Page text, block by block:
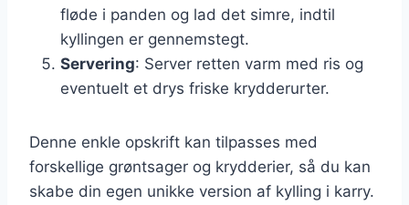
fløde i panden og lad det simre, indtil
kyllingen er gennemstegt.
Servering: Server retten varm med ris og
eventuelt et drys friske krydderurter.
Denne enkle opskrift kan tilpasses med
forskellige grøntsager og krydderier, så du kan
skabe din egen unikke version af kylling i karry.